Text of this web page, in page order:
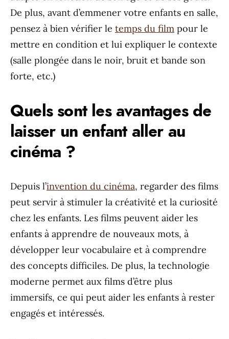
De plus, avant d’emmener votre enfants en salle,
pensez à bien vérifier le temps du film pour le
mettre en condition et lui expliquer le contexte
(salle plongée dans le noir, bruit et bande son
forte, etc.)
Quels sont les avantages de
laisser un enfant aller au
cinéma ?
Depuis l’invention du cinéma, regarder des films
peut servir à stimuler la créativité et la curiosité
chez les enfants. Les films peuvent aider les
enfants à apprendre de nouveaux mots, à
développer leur vocabulaire et à comprendre
des concepts difficiles. De plus, la technologie
moderne permet aux films d’être plus
immersifs, ce qui peut aider les enfants à rester
engagés et intéressés.